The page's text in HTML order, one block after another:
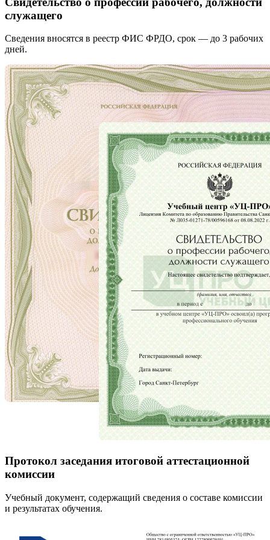
служащего
Сведения вносятся в реестр ФИС ФРДО, срок — до 3 рабочих
дней.
Протокол заседания итоговой аттестационной
комиссии
Учебный документ, содержащий сведения о составе комиссии
и результатах обучения.